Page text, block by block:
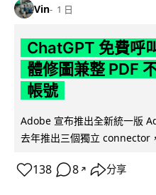
Vin 1 日
ChatGPT 免費呼
體修圖兼整 PDF
帳號
Adobe 宣布推出全新統一版
去年推出三個獨立 connector
138 8 ↗ 分享